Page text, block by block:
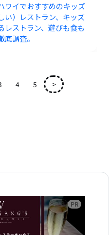
ワイでおすすめのキッズ
い）レストラン、キッズ
レストラン、遊びも食も
調査。
4 5 >